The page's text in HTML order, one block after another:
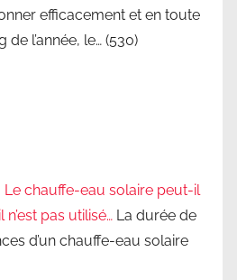
efficacement et en toute
l’année, le… (530)
Le chauffe-eau solaire peut-il
pas utilisé… La durée de
d’un chauffe-eau solaire